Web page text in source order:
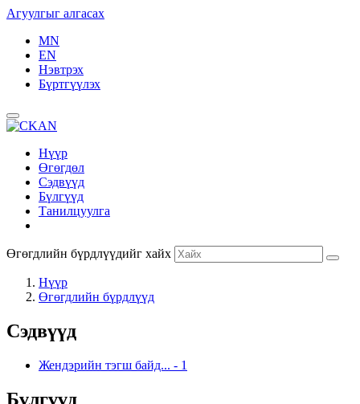
Агуулгыг алгасах
MN
EN
Нэвтрэх
Бүртгүүлэх
Нүүр
Өгөгдөл
Сэдвүүд
Бүлгүүд
Танилцуулга
Өгөгдлийн бүрдлүүдийг хайх
Нүүр
Өгөгдлийн бүрдлүүд
Сэдвүүд
Жендэрийн тэгш байд... - 1
Бүлгүүд